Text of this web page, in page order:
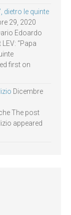
dietro le quinte
29, 2020
Edoardo
“Papa
first on
Dicembre
The post
appeared